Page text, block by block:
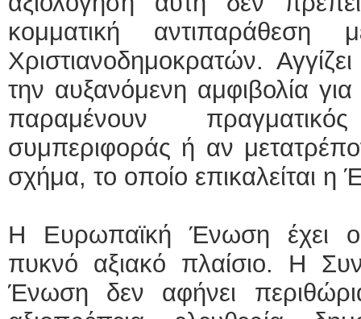
κομματική αντιπαράθεση
Χριστιανοδημοκρατών.
την αυξανόμενη αμφιβολία
παραμένουν
συμπεριφοράς ή αν
σχήμα, το οποίο επικαλείται
Η Ευρωπαϊκή Ένωση έχει
πυκνό αξιακό πλαίσιο. Η
Ένωση δεν αφήνει